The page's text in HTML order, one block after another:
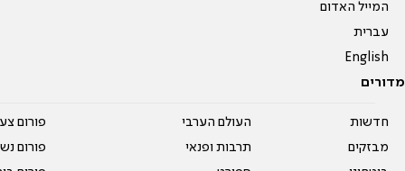
המייל האדום
עברית
English
מדורים
חדשות
מבזקים
העולם הערבי
תרבות ופנאי
פורום
פורום